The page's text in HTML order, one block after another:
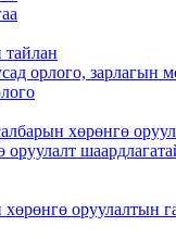
орлого, зарлагын
хөрөнгө
оруулалтын